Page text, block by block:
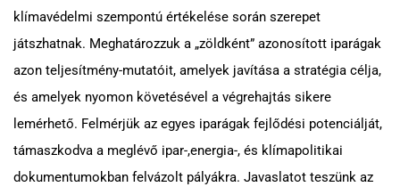
klímavédelmi szempontú értékelése során szerepet
játszhatnak. Meghatározzuk a „zöldként” azonosított iparágak
azon teljesítmény-mutatóit, amelyek javítása a stratégia célja,
és amelyek nyomon követésével a végrehajtás sikere
lemérhető. Felmérjük az egyes iparágak fejlődési potenciálját,
támaszkodva a meglévő ipar-,energia-, és klímapolitikai
dokumentumokban felvázolt pályákra. Javaslatot teszünk az